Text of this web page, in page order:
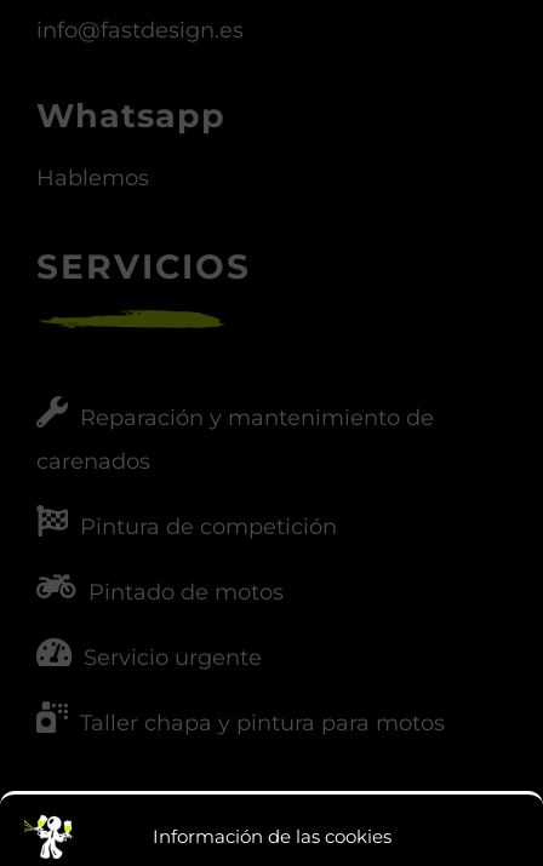
Información de las cookies
info@fastdesign.es
Whatsapp
Hablemos
SERVICIOS
Reparación y mantenimiento de
carenados
Pintura de competición
Pintado de motos
Servicio urgente
Taller chapa y pintura para motos
NUESTRAS REDES